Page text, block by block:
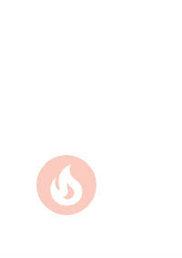
Успейте